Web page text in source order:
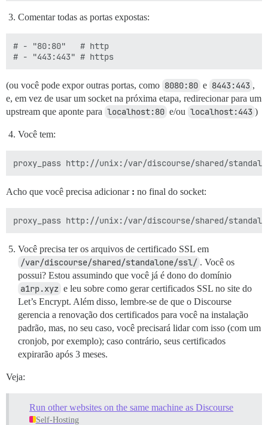
Comentar todas as portas expostas:
# - "80:80"   # http
(ou você pode expor outras portas, como 8080:80 e 8443:443 ,
e, em vez de usar um socket na próxima etapa, redirecionar para um
upstream que aponte para localhost:80 e/ou localhost:443 )
Você tem:
Acho que você precisa adicionar : no final do socket:
Você precisa ter os arquivos de certificado SSL em
/var/discourse/shared/standalone/ssl/ . Você os
possui? Estou assumindo que você já é dono do domínio
a1rp.xyz e leu sobre como gerar certificados SSL no site do
Let’s Encrypt. Além disso, lembre-se de que o Discourse
gerencia a renovação dos certificados para você na instalação
padrão, mas, no seu caso, você precisará lidar com isso (com um
cronjob, por exemplo); caso contrário, seus certificados
expirarão após 3 meses.
Veja:
Run other websites on the same machine as Discourse
Self-Hosting